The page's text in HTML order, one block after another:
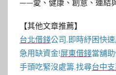
——愛、健康、創意、連結
【其他文章推薦】
台北借錢公司,即時紓困快
急用缺資金!屏東借錢當舖
手頭吃緊沒處籌,找尋台中